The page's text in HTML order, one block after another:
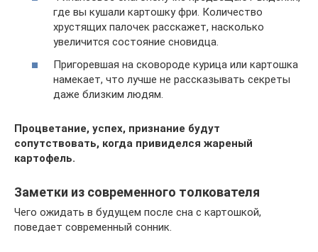
где вы кушали картошку фри. Количество
хрустящих палочек расскажет, насколько
увеличится состояние сновидца.
Пригоревшая на сковороде курица или картошка
намекает, что лучше не рассказывать секреты
даже близким людям.
Процветание, успех, признание будут
сопутствовать, когда привиделся жареный
картофель.
Заметки из современного толкователя
Чего ожидать в будущем после сна с картошкой,
поведает современный сонник.